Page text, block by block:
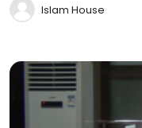
Islam House